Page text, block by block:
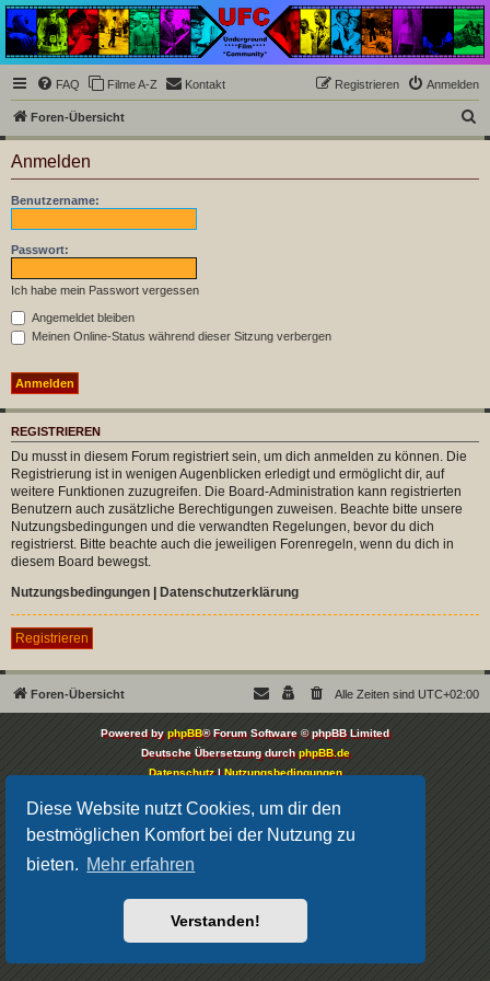
Diese Website nutzt Cookies, um dir den
bestmöglichen Komfort bei der Nutzung zu
bieten. Mehr erfahren
Verstanden!
Underground Film
Community
Die Underground Film Community ist ein deutschsprachiges Filmforum und ein Paradies
für Cineasten und Filmsüchtige jenseits des Mainstreams.
FAQ Filme A-Z Kontakt Anmelden
Registrieren
Foren-Übersicht
u
Anmelden
Benutzername:
Passwort:
Ich habe mein Passwort vergessen
Angemeldet bleiben
Meinen Online-Status während dieser Sitzung verbergen
REGISTRIEREN
Du musst in diesem Forum registriert sein, um dich anmelden zu können. Die
Registrierung ist in wenigen Augenblicken erledigt und ermöglicht dir, auf
weitere Funktionen zuzugreifen. Die Board-Administration kann registrierten
Benutzern auch zusätzliche Berechtigungen zuweisen. Beachte bitte unsere
Nutzungsbedingungen und die verwandten Regelungen, bevor du dich
registrierst. Bitte beachte auch die jeweiligen Forenregeln, wenn du dich in
diesem Board bewegst.
Nutzungsbedingungen
Datenschutzerklärung
Registrieren
Foren-Übersicht Alle Zeiten sind UTC+02:00
Powered byphpBB® Forum Software © phpBB Limited
Deutsche Übersetzung durchphpBB.de
Datenschutz|Nutzungsbedingungen